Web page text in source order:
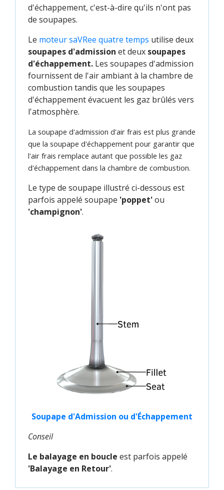
d'échappement, c'est-à-dire qu'ils n'ont pas
de soupapes.
Le moteur saVRee quatre temps utilise deux
soupapes d'admission et deux soupapes
d'échappement. Les soupapes d'admission
fournissent de l'air ambiant à la chambre de
combustion tandis que les soupapes
d'échappement évacuent les gaz brûlés vers
l'atmosphère.
La soupape d'admission d'air frais est plus grande
que la soupape d'échappement pour garantir que
l'air frais remplace autant que possible les gaz
d'échappement dans la chambre de combustion.
Le type de soupape illustré ci-dessous est
parfois appelé soupape 'poppet'ou
'champignon'.
Soupape d'Admission ou d'Échappement
Conseil
Le balayage en boucle est parfois appelé
'Balayage en Retour'.